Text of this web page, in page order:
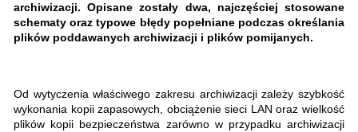
archiwizacji. Opisane zostały dwa, najczęściej stosowane
schematy oraz typowe błędy popełniane podczas określania
plików poddawanych archiwizacji i plików pomijanych.
Od wytyczenia właściwego zakresu archiwizacji zależy szybkość
wykonania kopii zapasowych, obciążenie sieci LAN oraz wielkość
plików kopii bezpieczeństwa zarówno w przypadku archiwizacji